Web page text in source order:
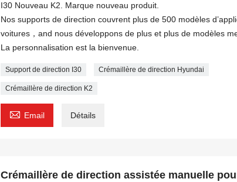
I30 Nouveau K2. Marque nouveau produit.
Nos supports de direction couvrent plus de 500 modèles
voitures，and nous développons de plus et plus de modèles
La personnalisation est la bienvenue.
Support de direction I30 Crémaillère de direction Hyundai
Crémaillère de direction K2
 Email Détails
Crémaillère de direction assistée manuelle